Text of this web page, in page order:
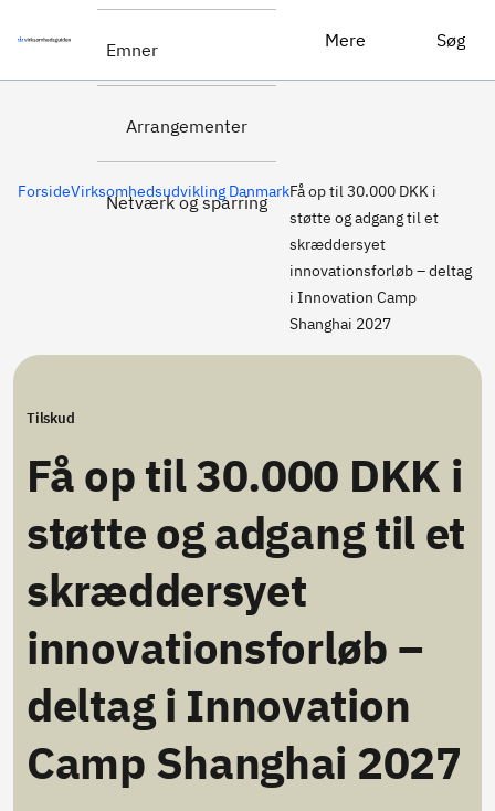
Emner
Arrangementer
Netværk og sparring
Mere Søg
tilskud
ForsideVirksomhedsudvikling DanmarkFå op til 30.000 DKK i
støtte og adgang til et
skræddersyet
innovationsforløb – deltag
i Innovation Camp
Shanghai 2027
Tilskud
Få op til 30.000 DKK i
støtte og adgang til et
skræddersyet
innovationsforløb –
deltag i Innovation
Camp Shanghai 2027